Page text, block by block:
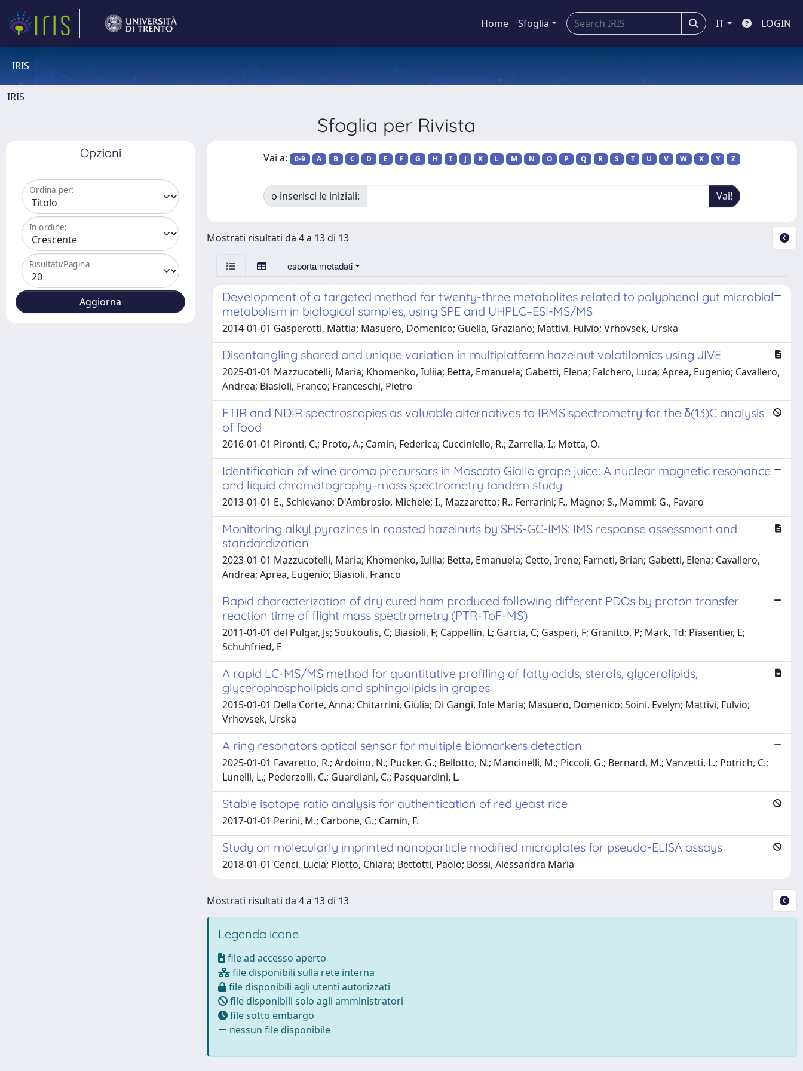
Home Sfoglia IT LOGIN
IRIS
IRIS
Sfoglia per Rivista
Opzioni
Ordina per:
In ordine:
Risultati/Pagina
Vai a: 0-9 A B C D E F G H I J K L M N O P Q R S T U V W X Y Z
o inserisci le iniziali:
Mostrati risultati da 4 a 13 di 13
esporta metadati
Development of a targeted method for twenty-three metabolites related to polyphenol gut microbial
metabolism in biological samples, using SPE and UHPLC–ESI-MS/MS
2014-01-01 Gasperotti, Mattia; Masuero, Domenico; Guella, Graziano; Mattivi, Fulvio; Vrhovsek, Urska
Disentangling shared and unique variation in multiplatform hazelnut volatilomics using JIVE
2025-01-01 Mazzucotelli, Maria; Khomenko, Iuliia; Betta, Emanuela; Gabetti, Elena; Falchero, Luca; Aprea, Eugenio; Cavallero,
Andrea; Biasioli, Franco; Franceschi, Pietro
FTIR and NDIR spectroscopies as valuable alternatives to IRMS spectrometry for the δ(13)C analysis
of food
2016-01-01 Pironti, C.; Proto, A.; Camin, Federica; Cucciniello, R.; Zarrella, I.; Motta, O.
Identification of wine aroma precursors in Moscato Giallo grape juice: A nuclear magnetic resonance
and liquid chromatography–mass spectrometry tandem study
2013-01-01 E., Schievano; D'Ambrosio, Michele; I., Mazzaretto; R., Ferrarini; F., Magno; S., Mammi; G., Favaro
Monitoring alkyl pyrazines in roasted hazelnuts by SHS-GC-IMS: IMS response assessment and
standardization
2023-01-01 Mazzucotelli, Maria; Khomenko, Iuliia; Betta, Emanuela; Cetto, Irene; Farneti, Brian; Gabetti, Elena; Cavallero,
Andrea; Aprea, Eugenio; Biasioli, Franco
Rapid characterization of dry cured ham produced following different PDOs by proton transfer
reaction time of flight mass spectrometry (PTR-ToF-MS)
2011-01-01 del Pulgar, Js; Soukoulis, C; Biasioli, F; Cappellin, L; Garcia, C; Gasperi, F; Granitto, P; Mark, Td; Piasentier, E;
Schuhfried, E
A rapid LC-MS/MS method for quantitative profiling of fatty acids, sterols, glycerolipids,
glycerophospholipids and sphingolipids in grapes
2015-01-01 Della Corte, Anna; Chitarrini, Giulia; Di Gangi, Iole Maria; Masuero, Domenico; Soini, Evelyn; Mattivi, Fulvio;
Vrhovsek, Urska
A ring resonators optical sensor for multiple biomarkers detection
2025-01-01 Favaretto, R.; Ardoino, N.; Pucker, G.; Bellotto, N.; Mancinelli, M.; Piccoli, G.; Bernard, M.; Vanzetti, L.; Potrich, C.;
Lunelli, L.; Pederzolli, C.; Guardiani, C.; Pasquardini, L.
Stable isotope ratio analysis for authentication of red yeast rice
2017-01-01 Perini, M.; Carbone, G.; Camin, F.
Study on molecularly imprinted nanoparticle modified microplates for pseudo-ELISA assays
2018-01-01 Cenci, Lucia; Piotto, Chiara; Bettotti, Paolo; Bossi, Alessandra Maria
Mostrati risultati da 4 a 13 di 13
Legenda icone
file ad accesso aperto
file disponibili sulla rete interna
file disponibili agli utenti autorizzati
file disponibili solo agli amministratori
file sotto embargo
nessun file disponibile